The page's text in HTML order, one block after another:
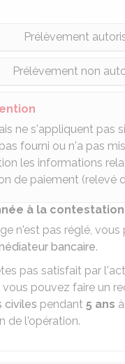
Prélèvement
Prélèvement non
ne s'appliquent pas
fourni ou n'a pas
les informations
de paiement (relevé
à la contestation
n'est pas réglé, vous
bancaire.
pas satisfait par
vous pouvez faire un
civiles pendant 5 ans
de l'opération.